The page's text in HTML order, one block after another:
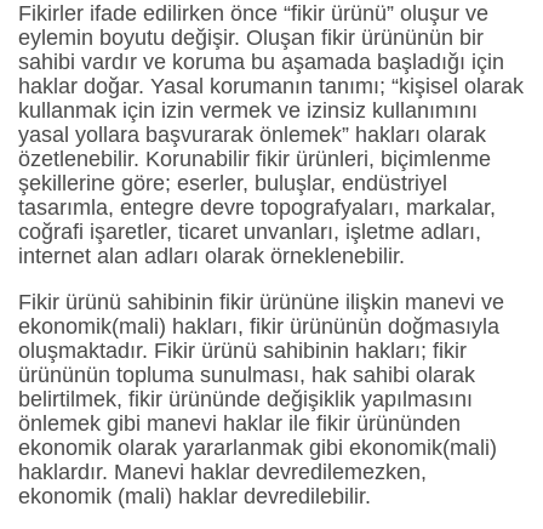
Fikirler ifade edilirken önce “fikir ürünü” oluşur ve
eylemin boyutu değişir. Oluşan fikir ürününün bir
sahibi vardır ve koruma bu aşamada başladığı için
haklar doğar. Yasal korumanın tanımı; “kişisel olarak
kullanmak için izin vermek ve izinsiz kullanımını
yasal yollara başvurarak önlemek” hakları olarak
özetlenebilir. Korunabilir fikir ürünleri, biçimlenme
şekillerine göre; eserler, buluşlar, endüstriyel
tasarımla, entegre devre topografyaları, markalar,
coğrafi işaretler, ticaret unvanları, işletme adları,
internet alan adları olarak örneklenebilir.
Fikir ürünü sahibinin fikir ürününe ilişkin manevi ve
ekonomik(mali) hakları, fikir ürününün doğmasıyla
oluşmaktadır. Fikir ürünü sahibinin hakları; fikir
ürününün topluma sunulması, hak sahibi olarak
belirtilmek, fikir ürününde değişiklik yapılmasını
önlemek gibi manevi haklar ile fikir ürününden
ekonomik olarak yararlanmak gibi ekonomik(mali)
haklardır. Manevi haklar devredilemezken,
ekonomik (mali) haklar devredilebilir.